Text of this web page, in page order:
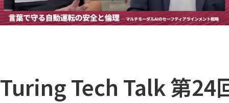
Turing Tech Talk 第